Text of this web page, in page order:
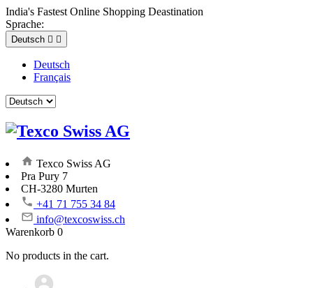
India's Fastest Online Shopping Deastination
Sprache:
Deutsch  
Deutsch
Français
Texco Swiss AG
Pra Pury 7
CH-3280 Murten
+41 71 755 34 84
info@texcoswiss.ch
Warenkorb 0
No products in the cart.